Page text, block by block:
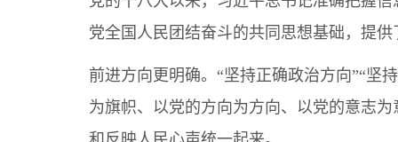
党全国人民团结奋斗的共同思想基础，提
前进方向更明确。“坚持正确政治方向”“坚
为旗帜、以党的方向为方向、以党的意志